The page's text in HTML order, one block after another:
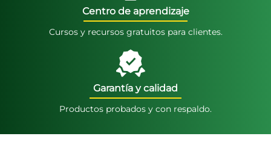
Centro de aprendizaje
Cursos y recursos gratuitos para clientes.
Garantía y calidad
Productos probados y con respaldo.